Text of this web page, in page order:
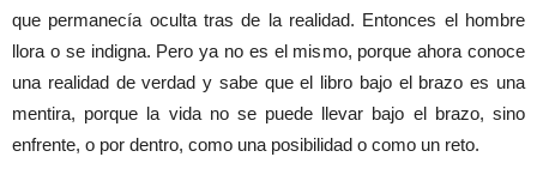
que permanecía oculta tras de la realidad. Entonces el hombre
llora o se indigna. Pero ya no es el mismo, porque ahora conoce
una realidad de verdad y sabe que el libro bajo el brazo es una
mentira, porque la vida no se puede llevar bajo el brazo, sino
enfrente, o por dentro, como una posibilidad o como un reto.